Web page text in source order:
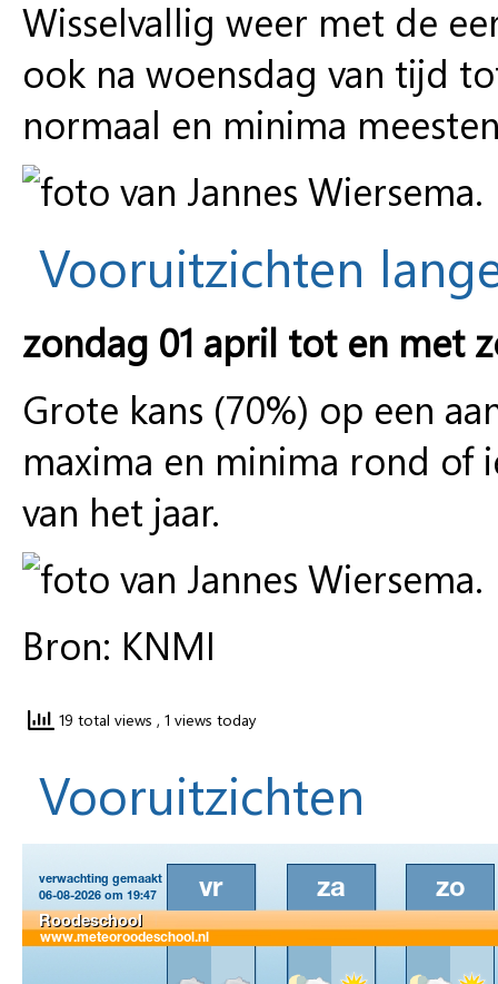
Wisselvallig weer met de
ook na woensdag van tijd
normaal en minima
Vooruitzichten
zondag 01 april tot en met
Grote kans (70%) op een
maxima en minima rond of
van het jaar.
Bron: KNMI
19 total views , 1 views today
Vooruitzichten